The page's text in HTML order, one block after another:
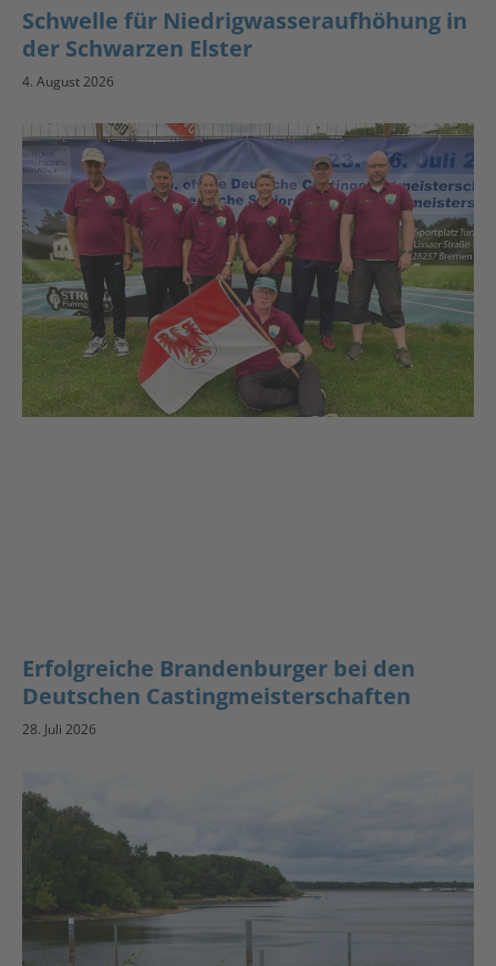
Schwelle für Niedrigwasseraufhöhung in
der Schwarzen Elster
4. August 2026
Erfolgreiche Brandenburger bei den
Deutschen Castingmeisterschaften
28. Juli 2026